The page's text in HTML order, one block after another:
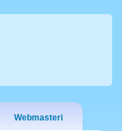
Webmasteri